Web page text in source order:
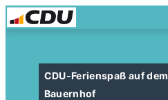
CDU-Ferienspaß auf dem
Bauernhof